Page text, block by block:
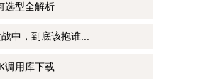
选型全解析
中，到底该抱谁...
调用库下载